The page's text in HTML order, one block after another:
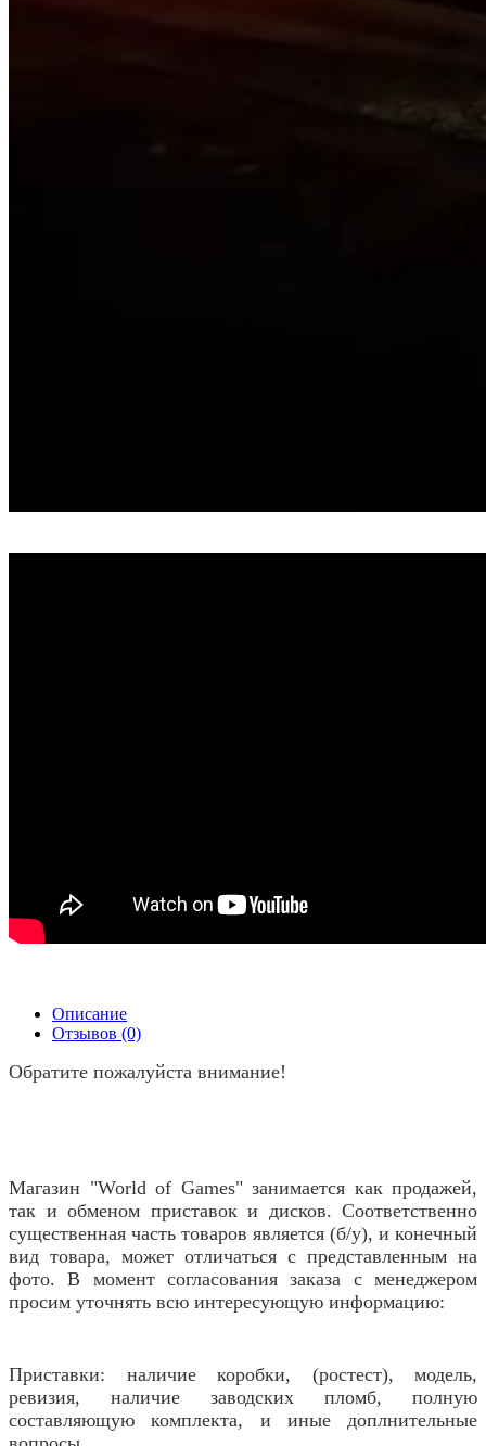
Описание
Отзывов (0)
Обратите пожалуйста внимание!
Магазин "World of Games" занимается как продажей,
так и обменом приставок и дисков. Соответственно
существенная часть товаров является (б/у), и конечный
вид товара, может отличаться с представленным на
фото. В момент согласования заказа с менеджером
просим уточнять всю интересующую информацию:
Приставки: наличие коробки, (ростест), модель,
ревизия, наличие заводских пломб, полную
составляющую комплекта, и иные доплнительные